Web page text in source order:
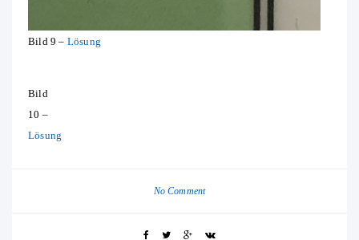
Bild 9 – Lösung
Bild
10 –
Lösung
No Comment